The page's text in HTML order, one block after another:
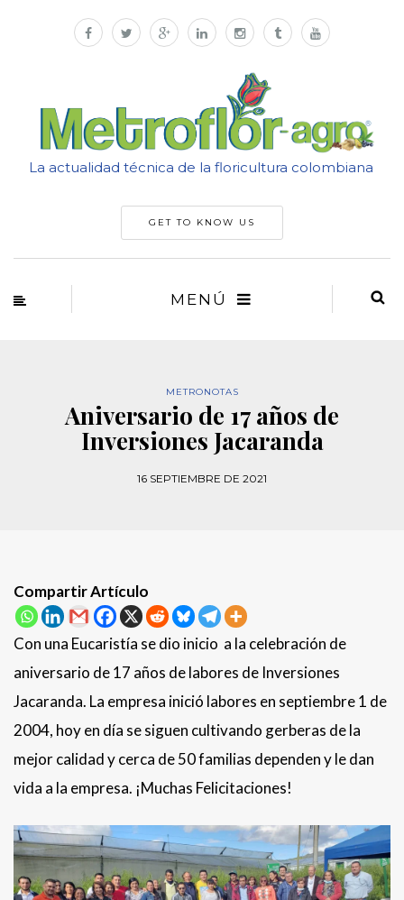
La actualidad técnica de la floricultura colombiana
GET TO KNOW US
MENÚ
METRONOTAS
Aniversario de 17 años de
Inversiones Jacaranda
16 SEPTIEMBRE DE 2021
Compartir Artículo
Con una Eucaristía se dio inicio a la celebración de
aniversario de 17 años de labores de Inversiones
Jacaranda. La empresa inició labores en septiembre 1 de
2004, hoy en día se siguen cultivando gerberas de la
mejor calidad y cerca de 50 familias dependen y le dan
vida a la empresa. ¡Muchas Felicitaciones!